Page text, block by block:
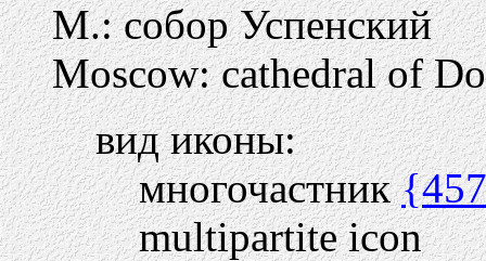
М.: собор Успенский
Moscow: cathedral of
вид иконы:
многочастник
multipartite icon